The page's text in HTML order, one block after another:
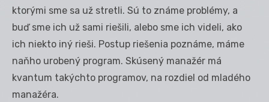
ktorými sme sa už stretli. Sú to známe problémy, a
buď sme ich už sami riešili, alebo sme ich videli, ako
ich niekto iný rieši. Postup riešenia poznáme, máme
naňho urobený program. Skúsený manažér má
kvantum takýchto programov, na rozdiel od mladého
manažéra.